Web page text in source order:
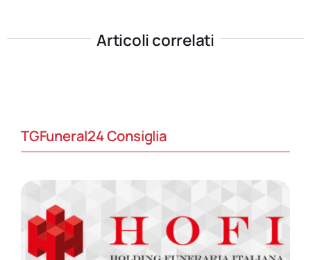
Articoli correlati
TGFuneral24 Consiglia